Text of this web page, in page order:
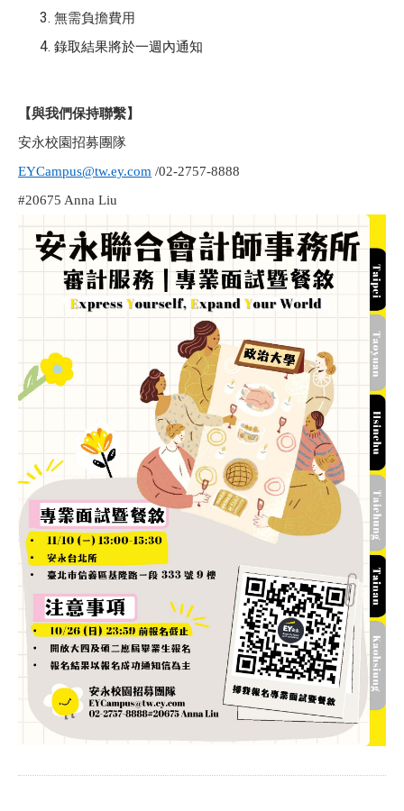
無需負擔費用
錄取結果將於一週內通知
【與我們保持聯繫】
安永校園招募團隊
EYCampus@tw.ey.com /02-2757-8888
#20675 Anna Liu